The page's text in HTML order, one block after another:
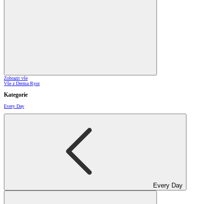
Zobrazit vše
Vše z Derma Ryor
Kategorie
Every Day
Every Day